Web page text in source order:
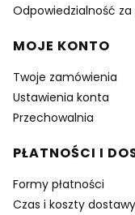
Odpowiedzialność
MOJE KONTO
Twoje zamówienia
Ustawienia konta
Przechowalnia
PŁATNOŚCI I
Formy płatności
Czas i koszty dostawy